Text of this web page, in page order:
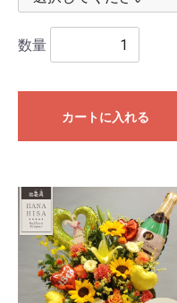
数量
カートに入れる